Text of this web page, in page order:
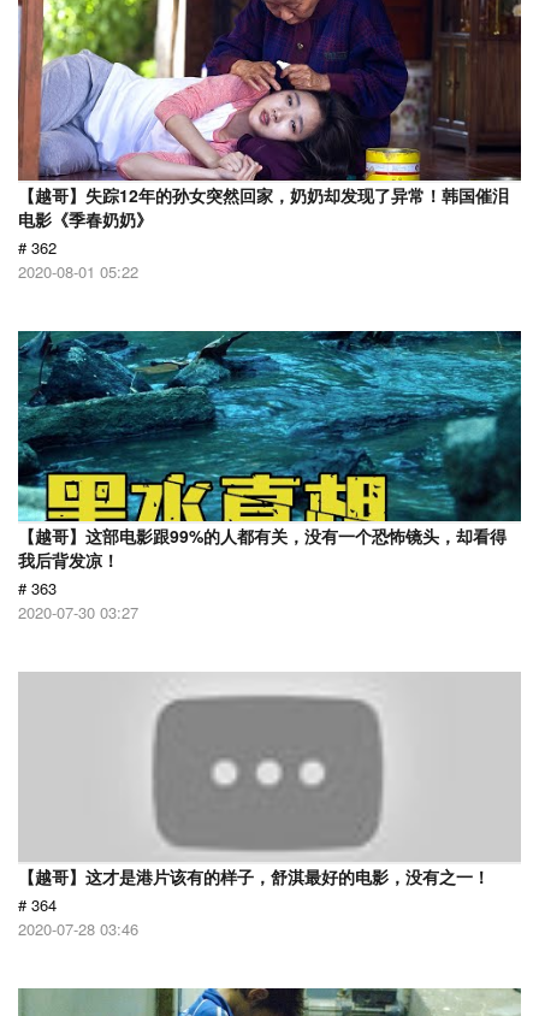
【越哥】失踪12年的孙女突然回家，奶奶却发现了异常！韩国催泪
电影《季春奶奶》
# 362
2020-08-01 05:22
【越哥】这部电影跟99%的人都有关，没有一个恐怖镜头，却看得
我后背发凉！
# 363
2020-07-30 03:27
【越哥】这才是港片该有的样子，舒淇最好的电影，没有之一！
# 364
2020-07-28 03:46